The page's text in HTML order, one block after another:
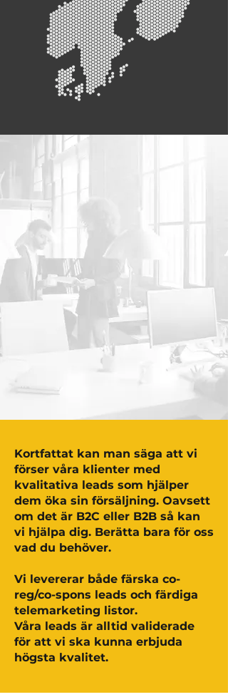
Kortfattat kan man säga att vi
förser våra klienter med
kvalitativa leads som hjälper
dem öka sin försäljning. Oavsett
om det är B2C eller B2B så kan
vi hjälpa dig. Berätta bara för oss
vad du behöver.
Vi levererar både färska co-
reg/co-spons leads och färdiga
telemarketing listor.
Våra leads är alltid validerade
för att vi ska kunna erbjuda
högsta kvalitet.